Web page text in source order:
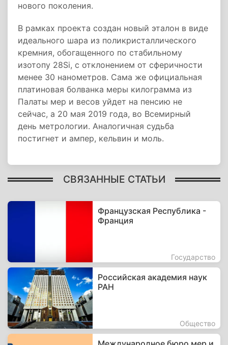
нового поколения.
В рамках проекта создан новый эталон в виде
идеального шара из поликристаллического
кремния, обогащенного по стабильному
изотопу 28Si, с отклонением от сферичности
менее 30 нанометров. Сама же официальная
платиновая болванка меры килограмма из
Палаты мер и весов уйдет на пенсию не
сейчас, а 20 мая 2019 года, во Всемирный
день метрологии. Аналогичная судьба
постигнет и ампер, кельвин и моль.
СВЯЗАННЫЕ СТАТЬИ
Французская Республика -
Франция
Государство
Российская академия наук
РАН
Общество